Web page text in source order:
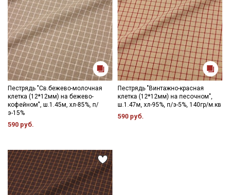
Пестрядь "Св.бежево-молочная
клетка (12*12мм) на бежево-
кофейном", ш.1.45м, хл-85%, п/
э-15%
590 руб.
Пестрядь "Винтажно-красная
клетка (12*12мм) на песочном",
ш.1.47м, хл-95%, п/э-5%, 140гр/м.кв
590 руб.
Мы публикуем здесь дополнительные
промокоды и скидки до 30% на узкие
категории тканей
Электронная почта
Подписаться
данныхи даюСогласие на обработку персональных
данных
ДаюСогласие на получение рекламных и
информационных рассылок